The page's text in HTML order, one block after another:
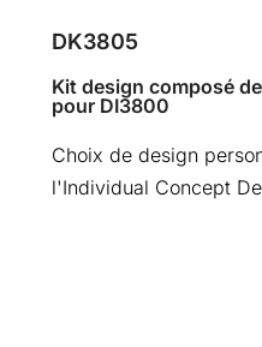
DK3805
Kit design composé
pour DI3800
Choix de design
l'Individual Concept